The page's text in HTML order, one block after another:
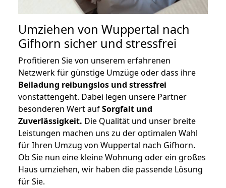
Umziehen von Wuppertal nach
Gifhorn sicher und stressfrei
Profitieren Sie von unserem erfahrenen
Netzwerk für günstige Umzüge oder dass ihre
Beiladung reibungslos und stressfrei
vonstattengeht. Dabei legen unsere Partner
besonderen Wert aufSorgfalt und
Zuverlässigkeit. Die Qualität und unser breite
Leistungen machen uns zu der optimalen Wahl
für Ihren Umzug von Wuppertal nach Gifhorn.
Ob Sie nun eine kleine Wohnung oder ein großes
Haus umziehen, wir haben die passende Lösung
für Sie.